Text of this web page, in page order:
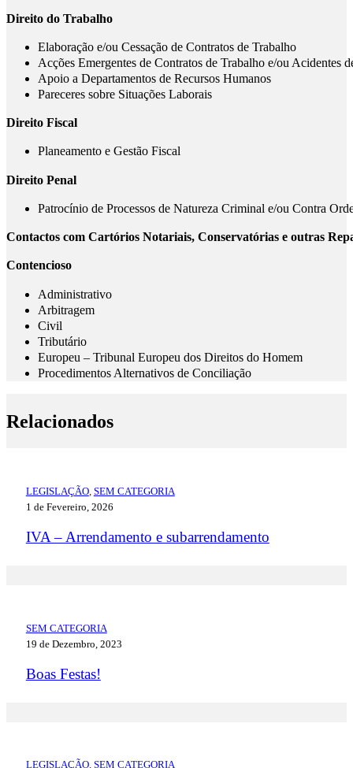
Direito do Trabalho
Elaboração e/ou Cessação de Contratos de Trabalho
Acções Emergentes de Contratos de Trabalho e/ou Acidentes
Apoio a Departamentos de Recursos Humanos
Pareceres sobre Situações Laborais
Direito Fiscal
Planeamento e Gestão Fiscal
Direito Penal
Patrocínio de Processos de Natureza Criminal e/ou Contra
Contactos com Cartórios Notariais, Conservatórias e outras
Contencioso
Administrativo
Arbitragem
Civil
Tributário
Europeu – Tribunal Europeu dos Direitos do Homem
Procedimentos Alternativos de Conciliação
Relacionados
LEGISLAÇÃO, SEM CATEGORIA
1 de Fevereiro, 2026
IVA – Arrendamento e subarrendamento
SEM CATEGORIA
19 de Dezembro, 2023
Boas Festas!
LEGISLAÇÃO, SEM CATEGORIA